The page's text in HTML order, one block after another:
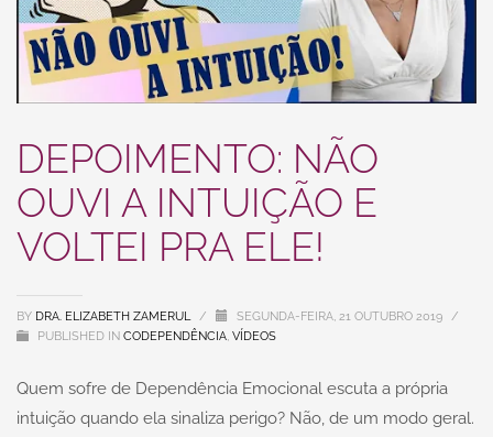
DEPOIMENTO: NÃO
OUVI A INTUIÇÃO E
VOLTEI PRA ELE!
BY DRA. ELIZABETH ZAMERUL / SEGUNDA-FEIRA, 21 OUTUBRO 2019
/
PUBLISHED IN CODEPENDÊNCIA, VÍDEOS
Quem sofre de Dependência Emocional escuta a própria
intuição quando ela sinaliza perigo? Não, de um modo geral.